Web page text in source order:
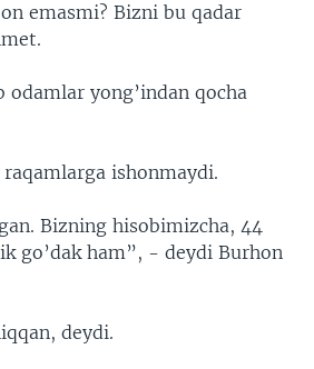
emasmi? Bizni bu qadar
yong’indan qocha
raqamlarga ishonmaydi.
Bizning hisobimizcha, 44
go’dak ham”, - deydi Burhon
deydi.